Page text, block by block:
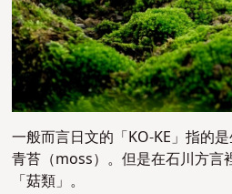
一般而言日文的「KO-KE」指的
青苔（moss）。但是在石川方言
「菇類」。